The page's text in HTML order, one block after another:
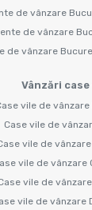
de vânzare
de vânzare
de vânzare
Vânzări case
vile de
Case vile de
vile de
vile de vânzare
vile de
vile de vânzare